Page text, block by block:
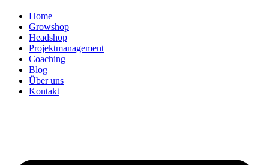
Home
Growshop
Headshop
Projektmanagement
Coaching
Blog
Über uns
Kontakt